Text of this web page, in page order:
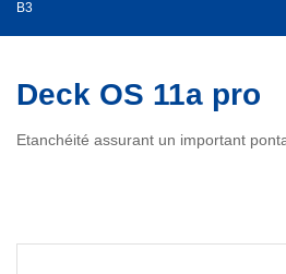
B3
Deck OS 11a pro
Etanchéité assurant un important